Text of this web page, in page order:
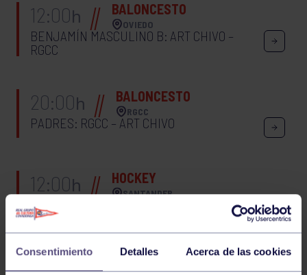
Consentimiento Detalles Acerca de las cookies
12:00h BALONCESTO
OVIEDO
BENJAMÍN MASCULINO B: ART CHIVO –
RGCC
20:00h BALONCESTO
RGCC
PADRES: RGCC – ART CHIVO
12:00h HOCKEY
SANTANDER
LIGA NORTE 2ª DIV. MASCULINA: SARDINERO
83 – RGCC